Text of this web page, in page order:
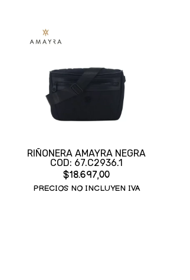
RIÑONERA AMAYRA NEGRA
COD: 67.C2936.1
$18.697,00
PRECIOS NO INCLUYEN IVA